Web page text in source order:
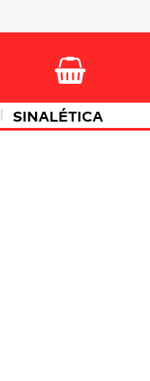
| SINALÉTICA